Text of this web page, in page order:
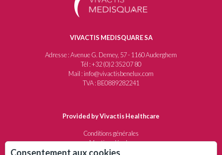
VIVACTIS MEDISQUARE SA
Adresse : Avenue G. Demey, 57 - 1160 Auderghem
Tél : +32 (0)2 352 07 80
Mail : info@vivactisbenelux.com
TVA : BE0889282241
Provided by Vivactis Healthcare
Conditions générales
Mentions légales
Protection de la vie privée
Consentement aux cookies